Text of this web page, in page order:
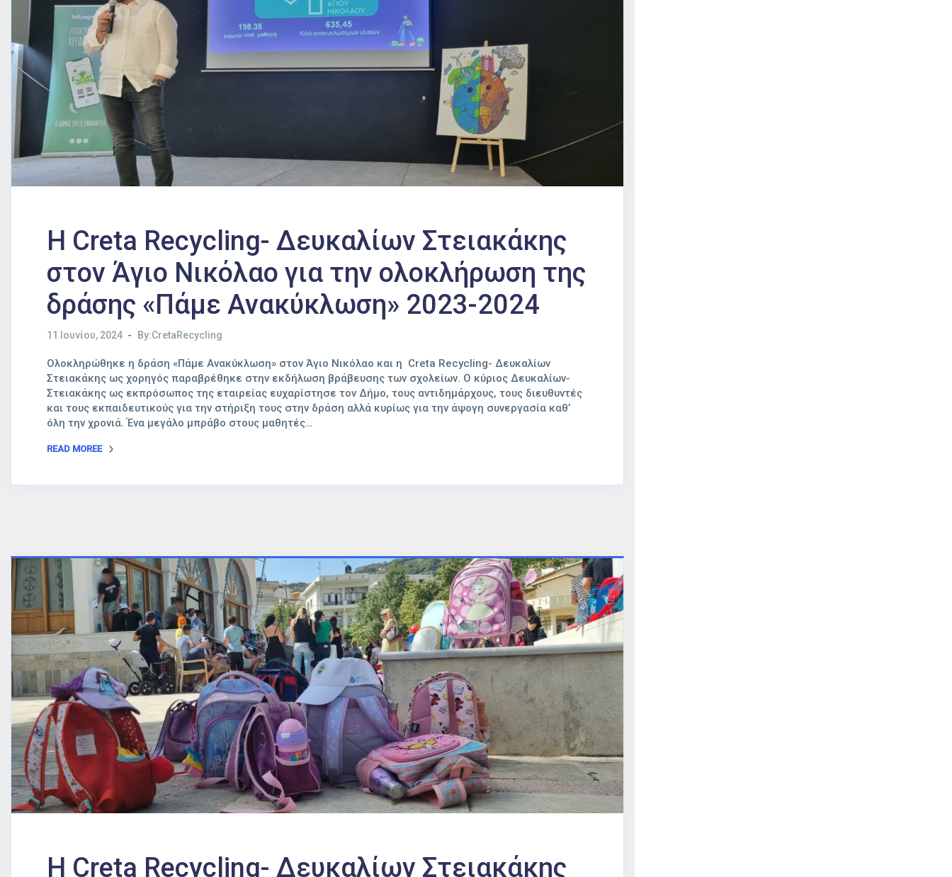
Η Creta Recycling- Δευκαλίων Στειακάκης
στον Άγιο Νικόλαο για την ολοκλήρωση της
δράσης «Πάμε Ανακύκλωση» 2023-2024
11 Ιουνίου, 2024 By:CretaRecycling
Ολοκληρώθηκε η δράση «Πάμε Ανακύκλωση» στον Άγιο Νικόλαο και η Creta Recycling- Δευκαλίων
Στειακάκης ως χορηγός παραβρέθηκε στην εκδήλωση βράβευσης των σχολείων. Ο κύριος Δευκαλίων-
Στειακάκης ως εκπρόσωπος της εταιρείας ευχαρίστησε τον Δήμο, τους αντιδημάρχους, τους διευθυντές
και τους εκπαιδευτικούς για την στήριξη τους στην δράση αλλά κυρίως για την άψογη συνεργασία καθ’
όλη την χρονιά. Ένα μεγάλο μπράβο στους μαθητές…
READ MOREE
Η Creta Recycling- Δευκαλίων Στειακάκης